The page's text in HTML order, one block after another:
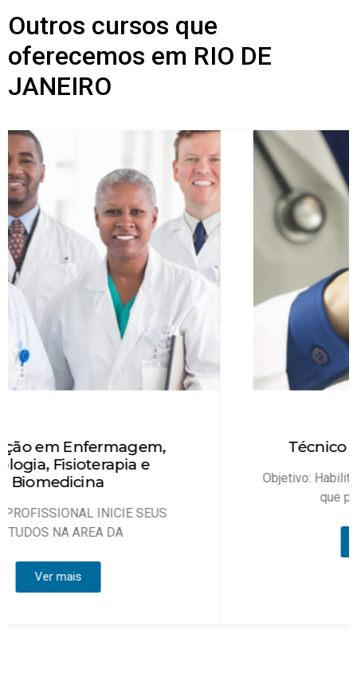
Outros cursos que
oferecemos em RIO DE
JANEIRO
Técnico em Enfermagem
Objetivo: Habilitar técnicos de enfermagem